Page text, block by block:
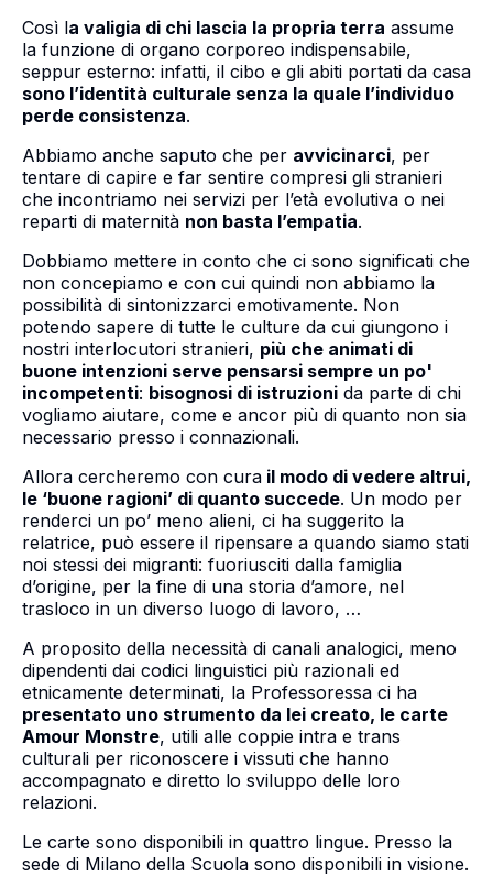
Così la valigia di chi lascia la propria terra assume
la funzione di organo corporeo indispensabile,
seppur esterno: infatti, il cibo e gli abiti portati da casa
sono l’identità culturale senza la quale l’individuo
perde consistenza.
Abbiamo anche saputo che per avvicinarci, per
tentare di capire e far sentire compresi gli stranieri
che incontriamo nei servizi per l’età evolutiva o nei
reparti di maternità non basta l’empatia.
Dobbiamo mettere in conto che ci sono significati che
non concepiamo e con cui quindi non abbiamo la
possibilità di sintonizzarci emotivamente. Non
potendo sapere di tutte le culture da cui giungono i
nostri interlocutori stranieri, più che animati di
buone intenzioni serve pensarsi sempre un po'
incompetenti: bisognosi di istruzioni da parte di chi
vogliamo aiutare, come e ancor più di quanto non sia
necessario presso i connazionali.
Allora cercheremo con cura il modo di vedere altrui,
le ‘buone ragioni’ di quanto succede. Un modo per
renderci un po’ meno alieni, ci ha suggerito la
relatrice, può essere il ripensare a quando siamo stati
noi stessi dei migranti: fuoriusciti dalla famiglia
d’origine, per la fine di una storia d’amore, nel
trasloco in un diverso luogo di lavoro, …
A proposito della necessità di canali analogici, meno
dipendenti dai codici linguistici più razionali ed
etnicamente determinati, la Professoressa ci ha
presentato uno strumento da lei creato, le carte
Amour Monstre, utili alle coppie intra e trans
culturali per riconoscere i vissuti che hanno
accompagnato e diretto lo sviluppo delle loro
relazioni.
Le carte sono disponibili in quattro lingue. Presso la
sede di Milano della Scuola sono disponibili in visione.